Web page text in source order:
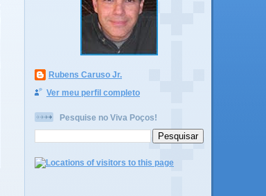
Rubens Caruso Jr.
Ver meu perfil completo
Pesquise no Viva Poços!